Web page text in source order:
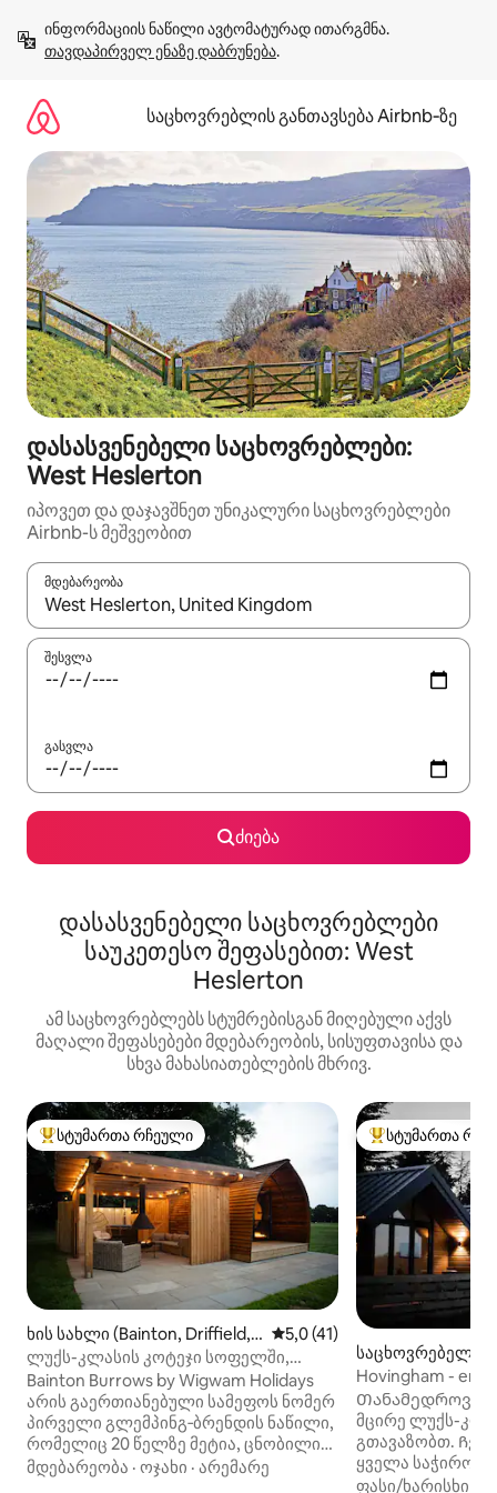
გადასვლა
თავდაპირველ ენაზე დაბრუნება.
საცხოვრებლის განთავსება Airbnb‑ზე
დასასვენებელი საცხოვრებლები:
West Heslerton
იპოვეთ და დაჯავშნეთ უნიკალური საცხოვრებლები
Airbnb-ს მეშვეობით
მდებარეობა
როცა შედეგები ხელმისაწვდომი გახდება, ნავიგაციისთვის
შესვლა
გასვლა
ძიება
დასასვენებელი საცხოვრებლები
საუკეთესო შეფასებით: West
Heslerton
ამ საცხოვრებლებს სტუმრებისგან მიღებული აქვს
მაღალი შეფასებები მდებარეობის, სისუფთავისა და
სხვა მახასიათებლების მხრივ.
სტუმართა რჩეული მოწინავე ვარიანტი
სტუმართა რჩეული
ხის სახლი (Bainton, Driffield, E
ast Yorkshire)
საშუალო შეფასებაა 5‑დან
5,0 (41)
ლუქს-კლასის კოტეჯი სოფელში,
ჰიდრომასაჟიანი აუზით
Bainton Burrows by Wigwam Holidays
არის გაერთიანებული სამეფოს ნომერ
პირველი გლემპინგ‑ბრენდის ნაწილი,
რომელიც 20 წელზე მეტია, ცნობილია
„შესანიშნავი დასვენებით ბუნებაში“.
მდებარეობა · ოჯახი · არემარე
სტუმართა
სტუმართა
საცხოვრებელი
Hovingham - en-
views
Თანამედროვე
მცირე ლუქს-
გთავაზობთ.
ყველა
დასვენება ორი
ფასი/ხარისხი